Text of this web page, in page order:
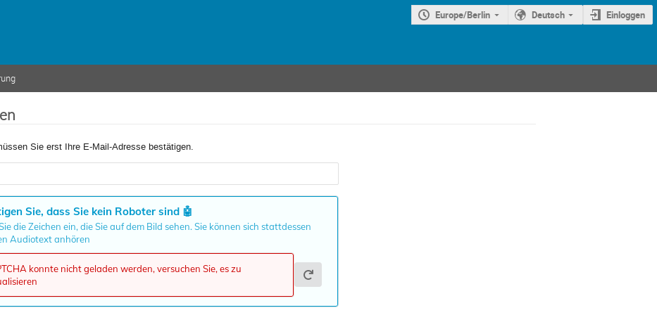
Europe/Berlin Deutsch Einloggen
Sie erst Ihre E-Mail-Adresse bestätigen.
Sie, dass Sie kein Roboter sind🤖
die Zeichen ein, die Sie auf dem Bild sehen. Sie können sich stattdessen
Audiotext anhören
konnte nicht geladen werden, versuchen Sie, es zu